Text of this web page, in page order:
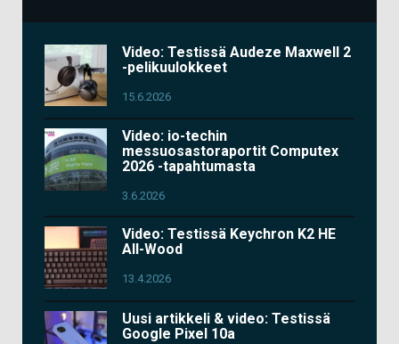
Video: Testissä Audeze Maxwell 2
-pelikuulokkeet
15.6.2026
Video: io-techin
messuosastoraportit Computex
2026 -tapahtumasta
3.6.2026
Video: Testissä Keychron K2 HE
All-Wood
13.4.2026
Uusi artikkeli & video: Testissä
Google Pixel 10a